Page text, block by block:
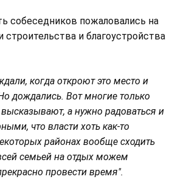
собеседников пожаловались на
строительства и благоустройства
когда откроют это место и
дождались. Вот многие только
а нужно радоваться и
что власти хоть как-то
районах вообще сходить
семьей на отдых можем
провести время".